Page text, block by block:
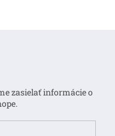
zasielať informácie o